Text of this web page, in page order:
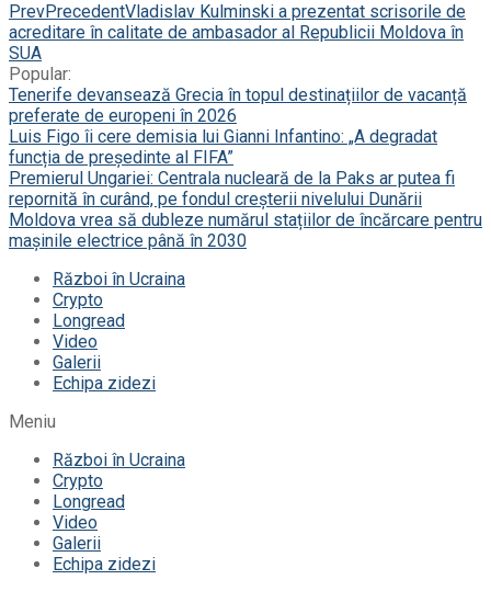
PrevPrecedentVladislav Kulminski a prezentat scrisorile de
acreditare în calitate de ambasador al Republicii Moldova în
SUA
Popular:
Tenerife devansează Grecia în topul destinațiilor de vacanță
preferate de europeni în 2026
Luis Figo îi cere demisia lui Gianni Infantino: „A degradat
funcția de președinte al FIFA”
Premierul Ungariei: Centrala nucleară de la Paks ar putea fi
repornită în curând, pe fondul creșterii nivelului Dunării
Moldova vrea să dubleze numărul stațiilor de încărcare pentru
mașinile electrice până în 2030
Război în Ucraina
Crypto
Longread
Video
Galerii
Echipa zidezi
Meniu
Război în Ucraina
Crypto
Longread
Video
Galerii
Echipa zidezi